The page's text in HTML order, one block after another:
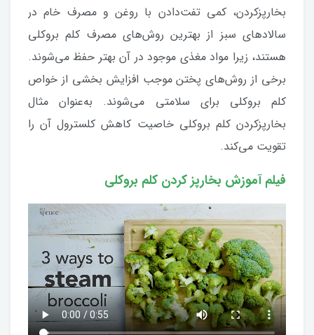
بخارپزکردن، کمی تفت‌دادن با روغن و مصرف خام در
سالادهای سبز از بهترین روش‌های مصرف کلم بروکلی
هستند، زیرا مواد مغذی موجود در آن بهتر حفظ می‌شوند.
برخی از روش‌های پختن موجب افزایش بخشی از خواص
کلم بروکلی برای سلامتی می‌شوند. به‌عنوان مثال
بخارپزکردن کلم بروکلی خاصیت کاهش کلسترول آن را
تقویت می‌کند.
فیلم آموزش بخارپز کردن کلم بروکلی